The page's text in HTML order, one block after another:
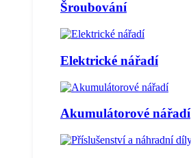
Šroubování
Elektrické nářadí
Akumulátorové nářadí